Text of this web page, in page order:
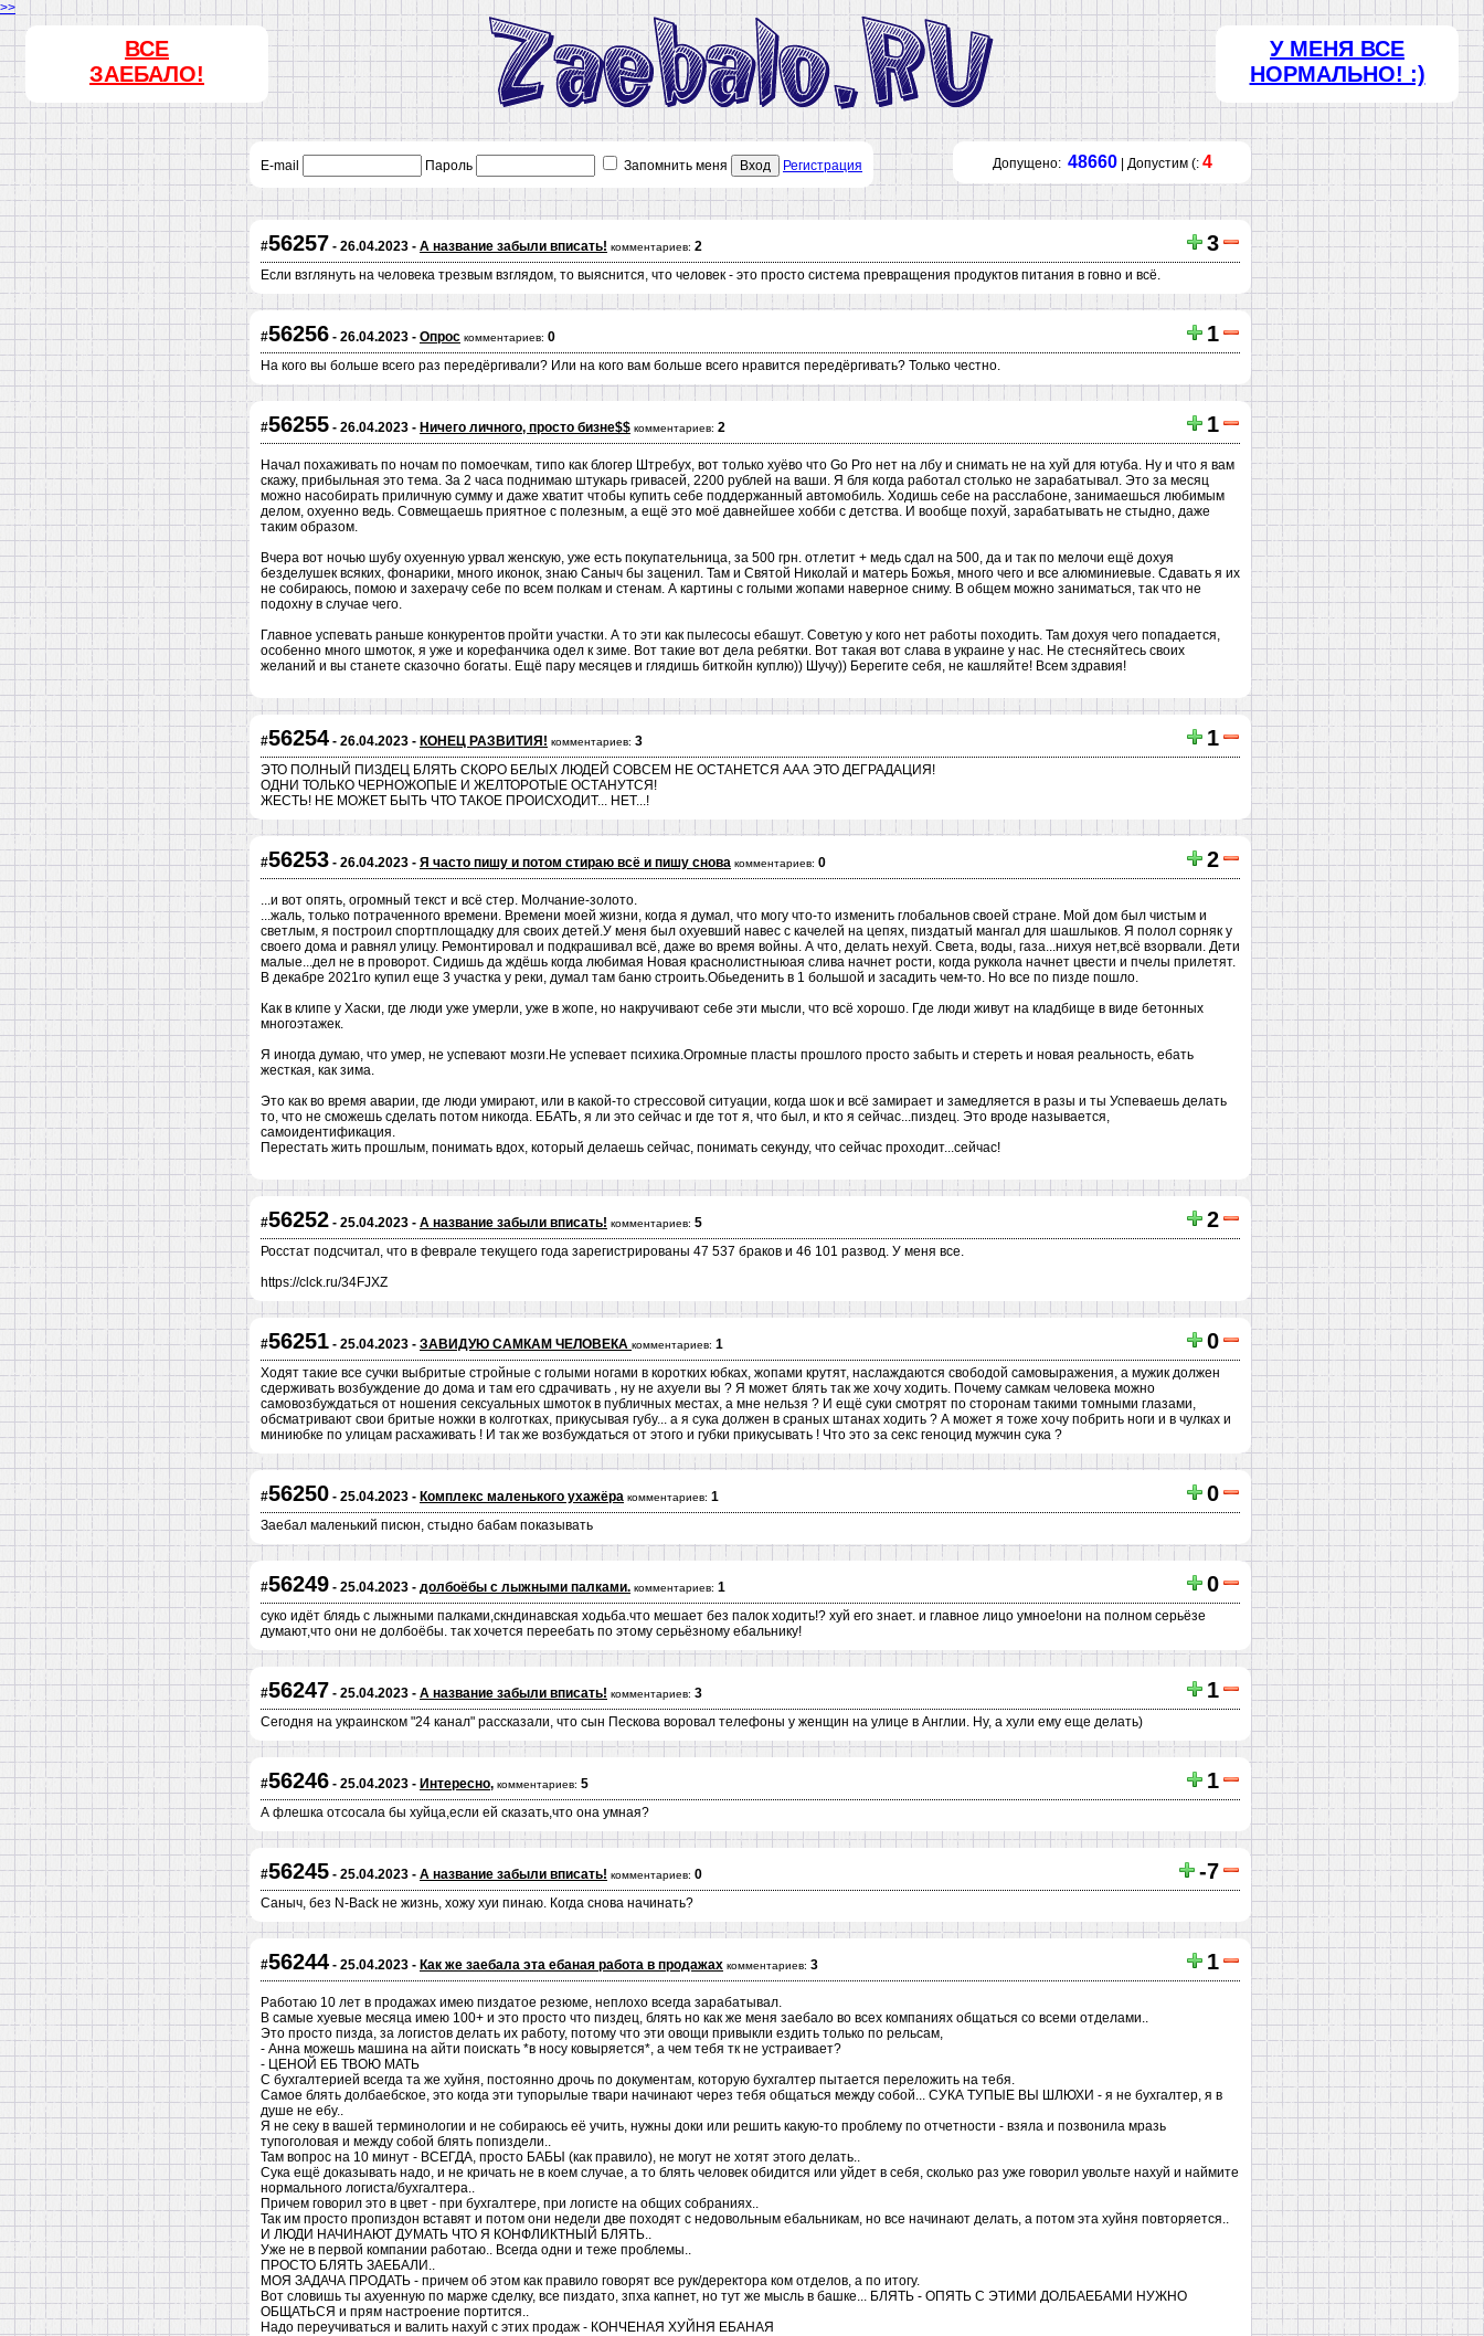
>>
ВСЕ
ЗАЕБАЛО!
У МЕНЯ ВСЕ
НОРМАЛЬНО! :)
E-mail Пароль Запомнить меня Вход Регистрация Допущено: 48660| Допустим (: 4
#56257 - 26.04.2023 - А название забыли вписать! комментариев: 2 3
Если взглянуть на человека трезвым взглядом, то выяснится, что человек - это просто система превращения продуктов питания в говно и всё.
#56256 - 26.04.2023 - Опрос комментариев: 0 1
На кого вы больше всего раз передёргивали? Или на кого вам больше всего нравится передёргивать? Только честно.
#56255 - 26.04.2023 - Ничего личного, просто бизне$$ комментариев: 2 1
Начал похаживать по ночам по помоечкам, типо как блогер Штребух, вот только хуёво что Go Pro нет на лбу и снимать не на хуй для ютуба. Ну и что я вам
скажу, прибыльная это тема. За 2 часа поднимаю штукарь гривасей, 2200 рублей на ваши. Я бля когда работал столько не зарабатывал. Это за месяц
можно насобирать приличную сумму и даже хватит чтобы купить себе поддержанный автомобиль. Ходишь себе на расслабоне, занимаешься любимым
делом, охуенно ведь. Совмещаешь приятное с полезным, а ещё это моё давнейшее хобби с детства. И вообще похуй, зарабатывать не стыдно, даже
таким образом.
Вчера вот ночью шубу охуенную урвал женскую, уже есть покупательница, за 500 грн. отлетит + медь сдал на 500, да и так по мелочи ещё дохуя
безделушек всяких, фонарики, много иконок, знаю Саныч бы заценил. Там и Святой Николай и матерь Божья, много чего и все алюминиевые. Сдавать я их
не собираюсь, помою и захерачу себе по всем полкам и стенам. А картины с голыми жопами наверное сниму. В общем можно заниматься, так что не
подохну в случае чего.
Главное успевать раньше конкурентов пройти участки. А то эти как пылесосы ебашут. Советую у кого нет работы походить. Там дохуя чего попадается,
особенно много шмоток, я уже и корефанчика одел к зиме. Вот такие вот дела ребятки. Вот такая вот слава в украине у нас. Не стесняйтесь своих
желаний и вы станете сказочно богаты. Ещё пару месяцев и глядишь биткойн куплю)) Шучу)) Берегите себя, не кашляйте! Всем здравия!
#56254 - 26.04.2023 - КОНЕЦ РАЗВИТИЯ! комментариев: 3 1
ЭТО ПОЛНЫЙ ПИЗДЕЦ БЛЯТЬ СКОРО БЕЛЫХ ЛЮДЕЙ СОВСЕМ НЕ ОСТАНЕТСЯ ААА ЭТО ДЕГРАДАЦИЯ!
ОДНИ ТОЛЬКО ЧЕРНОЖОПЫЕ И ЖЕЛТОРОТЫЕ ОСТАНУТСЯ!
ЖЕСТЬ! НЕ МОЖЕТ БЫТЬ ЧТО ТАКОЕ ПРОИСХОДИТ... НЕТ...!
#56253 - 26.04.2023 - Я часто пишу и потом стираю всё и пишу снова комментариев: 0 2
...и вот опять, огромный текст и всё стер. Молчание-золото.
...жаль, только потраченного времени. Времени моей жизни, когда я думал, что могу что-то изменить глобальнов своей стране. Мой дом был чистым и
светлым, я построил спортплощадку для своих детей.У меня был охуевший навес с качелей на цепях, пиздатый мангал для шашлыков. Я полол сорняк у
своего дома и равнял улицу. Ремонтировал и подкрашивал всё, даже во время войны. А что, делать нехуй. Света, воды, газа...нихуя нет,всё взорвали. Дети
малые...дел не в проворот. Сидишь да ждёшь когда любимая Новая краснолистныюая слива начнет рости, когда руккола начнет цвести и пчелы прилетят.
В декабре 2021го купил еще 3 участка у реки, думал там баню строить.Обьеденить в 1 большой и засадить чем-то. Но все по пизде пошло.
Как в клипе у Хаски, где люди уже умерли, уже в жопе, но накручивают себе эти мысли, что всё хорошо. Где люди живут на кладбище в виде бетонных
многоэтажек.
Я иногда думаю, что умер, не успевают мозги.Не успевает психика.Огромные пласты прошлого просто забыть и стереть и новая реальность, ебать
жесткая, как зима.
Это как во время аварии, где люди умирают, или в какой-то стрессовой ситуации, когда шок и всё замирает и замедляется в разы и ты Успеваешь делать
то, что не сможешь сделать потом никогда. ЕБАТЬ, я ли это сейчас и где тот я, что был, и кто я сейчас...пиздец. Это вроде называется,
самоидентификация.
Перестать жить прошлым, понимать вдох, который делаешь сейчас, понимать секунду, что сейчас проходит...сейчас!
#56252 - 25.04.2023 - А название забыли вписать! комментариев: 5 2
Росстат подсчитал, что в феврале текущего года зарегистрированы 47 537 браков и 46 101 развод. У меня все.
https://clck.ru/34FJXZ
#56251 - 25.04.2023 - ЗАВИДУЮ САМКАМ ЧЕЛОВЕКА комментариев: 1 0
Ходят такие все сучки выбритые стройные с голыми ногами в коротких юбках, жопами крутят, наслаждаются свободой самовыражения, а мужик должен
сдерживать возбуждение до дома и там его сдрачивать , ну не ахуели вы ? Я может блять так же хочу ходить. Почему самкам человека можно
самовозбуждаться от ношения сексуальных шмоток в публичных местах, а мне нельзя ? И ещё суки смотрят по сторонам такими томными глазами,
обсматривают свои бритые ножки в колготках, прикусывая губу... а я сука должен в сраных штанах ходить ? А может я тоже хочу побрить ноги и в чулках и
миниюбке по улицам расхаживать ! И так же возбуждаться от этого и губки прикусывать ! Что это за секс геноцид мужчин сука ?
#56250 - 25.04.2023 - Комплекс маленького ухажёра комментариев: 1 0
Заебал маленький писюн, стыдно бабам показывать
#56249 - 25.04.2023 - долбоёбы с лыжными палками. комментариев: 1 0
суко идёт блядь с лыжными палками,скндинавская ходьба.что мешает без палок ходить!? хуй его знает. и главное лицо умное!они на полном серьёзе
думают,что они не долбоёбы. так хочется переебать по этому серьёзному ебальнику!
#56247 - 25.04.2023 - А название забыли вписать! комментариев: 3 1
Сегодня на украинском "24 канал" рассказали, что сын Пескова воровал телефоны у женщин на улице в Англии. Ну, а хули ему еще делать)
#56246 - 25.04.2023 - Интересно, комментариев: 5 1
А флешка отсосала бы хуйца,если ей сказать,что она умная?
#56245 - 25.04.2023 - А название забыли вписать! комментариев: 0 -7
Саныч, без N-Back не жизнь, хожу хуи пинаю. Когда снова начинать?
#56244 - 25.04.2023 - Как же заебала эта ебаная работа в продажах комментариев: 3 1
Работаю 10 лет в продажах имею пиздатое резюме, неплохо всегда зарабатывал.
В самые хуевые месяца имею 100+ и это просто что пиздец, блять но как же меня заебало во всех компаниях общаться со всеми отделами..
Это просто пизда, за логистов делать их работу, потому что эти овощи привыкли ездить только по рельсам,
- Анна можешь машина на айти поискать *в носу ковыряется*, а чем тебя тк не устраивает?
- ЦЕНОЙ ЕБ ТВОЮ МАТЬ
С бухгалтерией всегда та же хуйня, постоянно дрочь по документам, которую бухгалтер пытается переложить на тебя.
Самое блять долбаебское, это когда эти тупорылые твари начинают через тебя общаться между собой... СУКА ТУПЫЕ ВЫ ШЛЮХИ - я не бухгалтер, я в
душе не ебу..
Я не секу в вашей терминологии и не собираюсь её учить, нужны доки или решить какую-то проблему по отчетности - взяла и позвонила мразь
тупоголовая и между собой блять попиздели..
Там вопрос на 10 минут - ВСЕГДА, просто БАБЫ (как правило), не могут не хотят этого делать..
Сука ещё доказывать надо, и не кричать не в коем случае, а то блять человек обидится или уйдет в себя, сколько раз уже говорил увольте нахуй и наймите
нормального логиста/бухгалтера..
Причем говорил это в цвет - при бухгалтере, при логисте на общих собраниях..
Так им просто пропиздон вставят и потом они недели две походят с недовольным ебальникам, но все начинают делать, а потом эта хуйня повторяется..
И ЛЮДИ НАЧИНАЮТ ДУМАТЬ ЧТО Я КОНФЛИКТНЫЙ БЛЯТЬ..
Уже не в первой компании работаю.. Всегда одни и теже проблемы..
ПРОСТО БЛЯТЬ ЗАЕБАЛИ..
МОЯ ЗАДАЧА ПРОДАТЬ - причем об этом как правило говорят все рук/деректора ком отделов, а по итогу.
Вот словишь ты ахуенную по марже сделку, все пиздато, зпха капнет, но тут же мысль в башке... БЛЯТЬ - ОПЯТЬ С ЭТИМИ ДОЛБАЕБАМИ НУЖНО
ОБЩАТЬСЯ и прям настроение портится..
Надо переучиваться и валить нахуй с этих продаж - КОНЧЕНАЯ ХУЙНЯ ЕБАНАЯ